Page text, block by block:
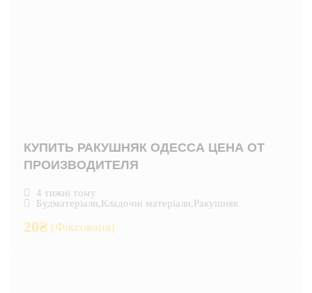
КУПИТЬ РАКУШНЯК ОДЕССА ЦЕНА ОТ
ПРОИЗВОДИТЕЛЯ
4 тижні тому
Будматеріали,Кладочні матеріали,Ракушняк
20₴ (Фіксована)